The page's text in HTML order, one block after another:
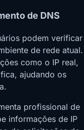
de DNS
podem verificar
de rede atual.
como o IP real,
ajudando os
profissional de
informações de IP